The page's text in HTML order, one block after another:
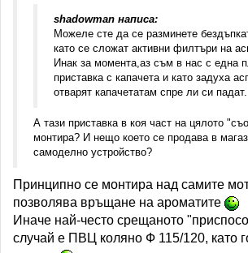
shadowman написа:
Можеле сте да се разминете
като се сложат активни филтъри на
Инак за момента,аз съм в нас с една
приставка с капачета и като задуха
отварят капачетатам спре ли си падат.
А тази приставка в коя част на цялото
монтира? И нещо което се продава в
самоделно устройство?
Принципно се монтира над самите
позволява връщане на ароматите
Иначе най-често срещаното
случай е ПВЦ коляно Ф 115/120, като